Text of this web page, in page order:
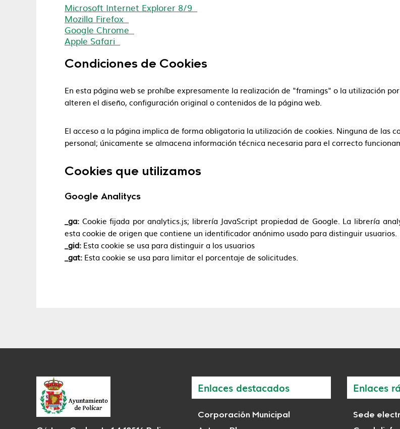
Microsoft Internet Explorer 8/9
Mozilla Firefox
Google Chrome
Apple Safari
Condiciones de Cookies
En esta página web se prohíbe expresamente la realización de "framings" o la utilización
alteren el diseño, configuración original o contenidos de la página web.
El acceso a la página implica de forma obligatoria la utilización de cookies. Ninguna de las
personal; únicamente se almacena información técnica necesaria para el correcto
Cookies que utilizamos
Google Analitycs
_ga: Cookie fijada por analytics.js; librería JavaScript propiedad de Google. La librería
esta cookie de origen que contiene un identificador anónimo usado para distinguir usuarios.
_gid: Esta cookie se usa para distinguir a los usuarios
_gat: Esta cookie se usa para limitar el porcentaje de solicitudes.
Enlaces destacados
Corporación Municipal
Enlaces
Sede